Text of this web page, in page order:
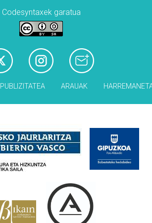
Codesyntaxek garatua
PUBLIZITATEA ARAUAK